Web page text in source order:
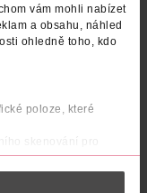
vám mohli nabízet
a obsahu, náhled
ohledně toho, kdo
poloze, které
skenování pro
údaje, a nastavte
Hard